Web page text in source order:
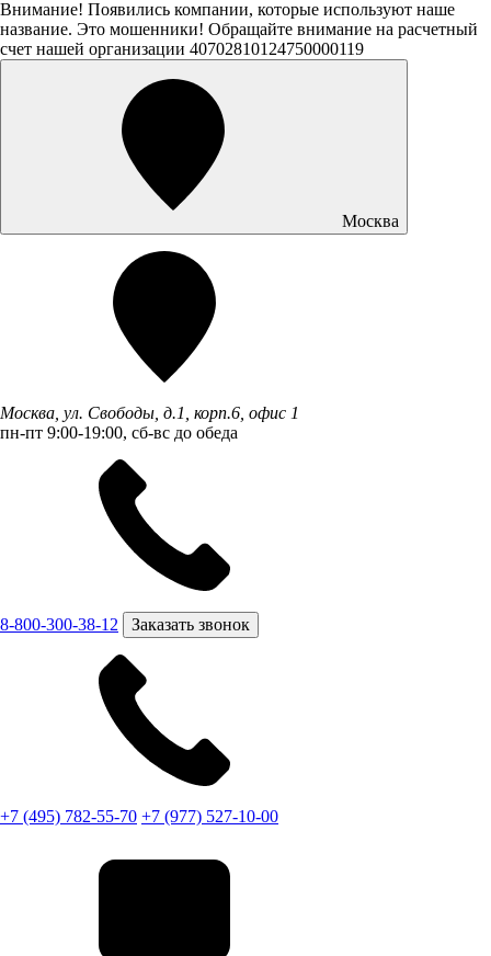
Внимание! Появились компании, которые используют наше
название. Это мошенники! Обращайте внимание на расчетный
счет нашей организации 40702810124750000119
Москва
Москва, ул. Свободы, д.1, корп.6, офис 1
пн-пт 9:00-19:00, сб-вс до обеда
8-800-300-38-12 Заказать звонок
+7 (495) 782-55-70 +7 (977) 527-10-00